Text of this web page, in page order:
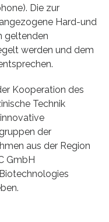
Die zur
Hard-und
geltenden
werden und dem
Kooperation des
Technik
der
aus der Region
GmbH